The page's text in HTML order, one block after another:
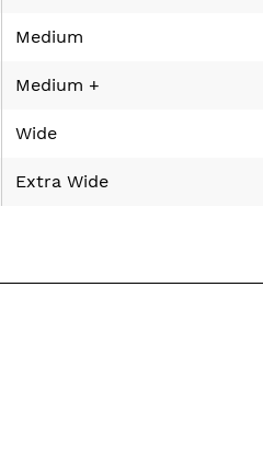
Medium
Medium +
Wide
Extra Wide